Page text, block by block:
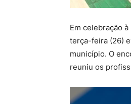
Em celebração
terça-feira (26)
município. O
reuniu os